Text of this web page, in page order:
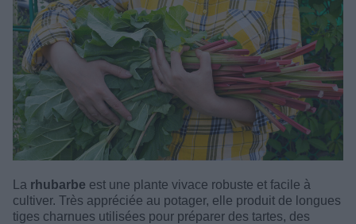
La rhubarbe est une plante vivace robuste et facile à
cultiver. Très appréciée au potager, elle produit de longues
tiges charnues utilisées pour préparer des tartes, des